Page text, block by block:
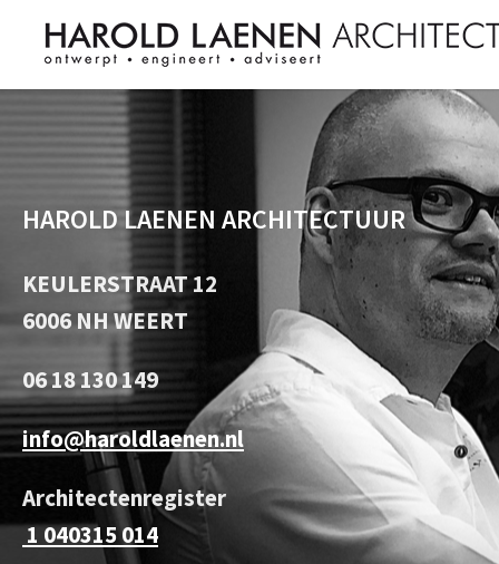
HAROLD LAENEN ARCHITECTUUR
KEULERSTRAAT 12
6006 NH WEERT
06 18 130 149
info@haroldlaenen.nl
Architectenregister
1 040315 014